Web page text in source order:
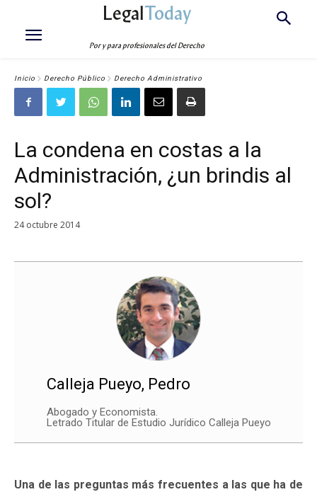
LegalToday
Por y para profesionales del Derecho
Inicio Derecho Público Derecho Administrativo
La condena en costas a la
Administración, ¿un brindis al
sol?
24 octubre 2014
Calleja Pueyo, Pedro
Abogado y Economista.
Letrado Titular de Estudio Jurídico Calleja Pueyo
Una de las preguntas más frecuentes a las que ha de